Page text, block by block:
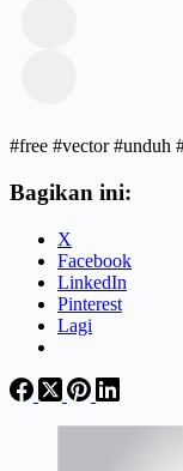
#free #vector #unduh
Bagikan ini:
X
Facebook
LinkedIn
Pinterest
Lagi